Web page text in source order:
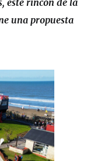
una propuesta